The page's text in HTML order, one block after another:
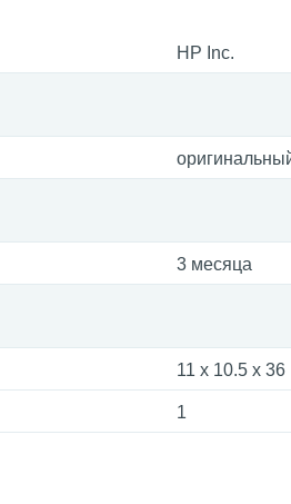
HP Inc.
3 месяца
11 x 10.5 x 36
1